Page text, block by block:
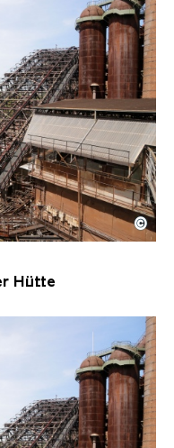
Hütte mit
Hütte | Karl
©
Hütte